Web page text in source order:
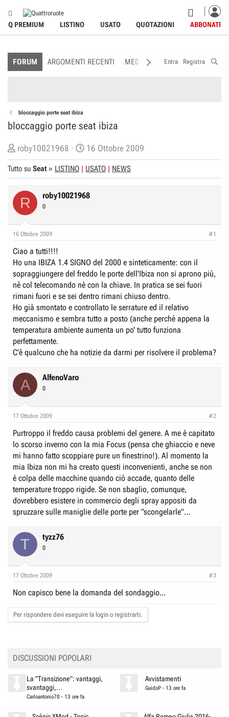
Q PREMIUM LISTINO USATO QUOTAZIONI ABBONATI
FORUM ARGOMENTI RECENTI MEDIA MEMBRI
Entra Registra
bloccaggio porte seat ibiza
bloccaggio porte seat ibiza
C
r
e
t
e
D
i
s
c
u
s
s
i
o
n
roby10021968
D
a
t
d
z
i
o
16 Ottobre 2009
Tutto su Seat» LISTINO USATO NEWS
R roby10021968
0
16 Ottobre 2009 #1
Ciao a tutti!!!!
Ho una IBIZA 1.4 SIGNO del 2000 e sinteticamente: con il
sopraggiungere del freddo le porte dell'Ibiza non si aprono più,
nè col telecomando nè con la chiave. In pratica se sei fuori
rimani fuori e se sei dentro rimani chiuso dentro.
Ho già smontato e controllato le serrature ed il relativo
meccanismo e sembra tutto a posto (anche perchè appena la
temperatura ambiente aumenta un po' tutto funziona
perfettamente.
C'è qualcuno che ha notizie da darmi per risolvere il problema?
A AlfenoVaro
0
17 Ottobre 2009 #2
Purtroppo il freddo causa problemi del genere. A me è capitato
lo scorso inverno con la mia Focus (pensa che ghiaccio e neve
mi hanno fatto scoppiare pure un finestrino!). Al momento la
mia Ibiza non mi ha creato questi inconvenienti, anche se non
è colpa delle macchine quando ciò accade, quanto delle
temperature troppo rigide. Se non sbaglio, comunque,
dovrebbero esistere in commercio degli spray appositi da
spruzzare sulle maniglie delle porte per "scongelarle"...
T tyzz76
0
17 Ottobre 2009 #3
Non capisco bene la domanda del sondaggio...
Per rispondere devi eseguire la login o registrarti.
DISCUSSIONI POPOLARI
La "Transizione": vantaggi,
svantaggi,...
Carloantonio70 - 13 ore fa
Avvistamenti
GuidoP - 13 ore fa